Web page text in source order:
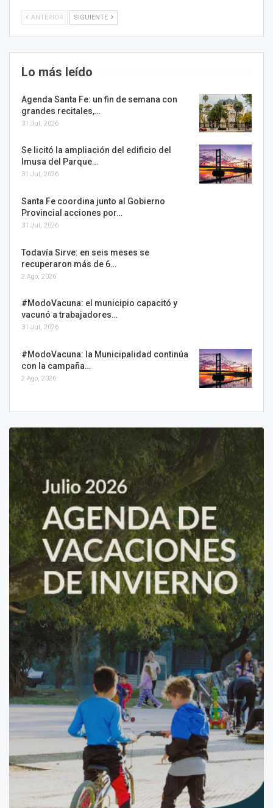
ANTERIOR SIGUIENTE
Lo más leído
Agenda Santa Fe: un fin de semana con
grandes recitales,…
31 Jul, 2026
Se licitó la ampliación del edificio del
Imusa del Parque…
31 Jul, 2026
Santa Fe coordina junto al Gobierno
Provincial acciones por…
31 Jul, 2026
Todavía Sirve: en seis meses se
recuperaron más de 6…
2 Ago, 2026
#ModoVacuna: el municipio capacitó y
vacunó a trabajadores…
31 Jul, 2026
#ModoVacuna: la Municipalidad continúa
con la campaña…
2 Ago, 2026